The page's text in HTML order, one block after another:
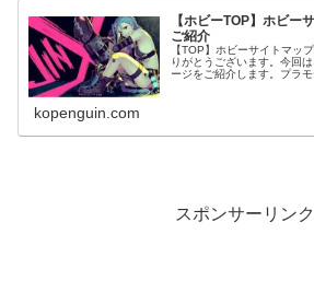
【ホビーTOP】ホビー
ご紹介
【TOP】ホビーサイトマッ
りがとうございます。今回
ージをご紹介します。プラ
kopenguin.com
スポンサーリンク